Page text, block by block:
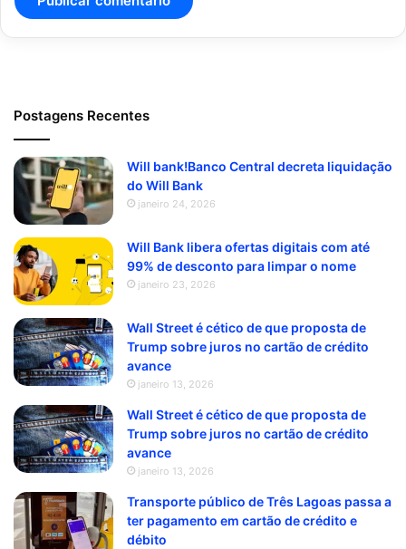
Postagens Recentes
Will bank!Banco Central decreta liquidação
do Will Bank
janeiro 24, 2026
Will Bank libera ofertas digitais com até
99% de desconto para limpar o nome
janeiro 23, 2026
Wall Street é cético de que proposta de
Trump sobre juros no cartão de crédito
avance
janeiro 13, 2026
Wall Street é cético de que proposta de
Trump sobre juros no cartão de crédito
avance
janeiro 13, 2026
Transporte público de Três Lagoas passa a
ter pagamento em cartão de crédito e
débito